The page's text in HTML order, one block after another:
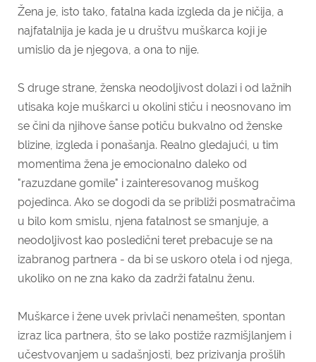
Žena je, isto tako, fatalna kada izgleda da je ničija, a
najfatalnija je kada je u društvu muškarca koji je
umislio da je njegova, a ona to nije.
S druge strane, ženska neodoljivost dolazi i od lažnih
utisaka koje muškarci u okolini stiču i neosnovano im
se čini da njihove šanse potiču bukvalno od ženske
blizine, izgleda i ponašanja. Realno gledajući, u tim
momentima žena je emocionalno daleko od
"razuzdane gomile" i zainteresovanog muškog
pojedinca. Ako se dogodi da se približi posmatračima
u bilo kom smislu, njena fatalnost se smanjuje, a
neodoljivost kao posledični teret prebacuje se na
izabranog partnera - da bi se uskoro otela i od njega,
ukoliko on ne zna kako da zadrži fatalnu ženu.
Muškarce i žene uvek privlači nenamešten, spontan
izraz lica partnera, što se lako postiže razmišjlanjem i
učestvovanjem u sadašnjosti, bez prizivanja prošlih